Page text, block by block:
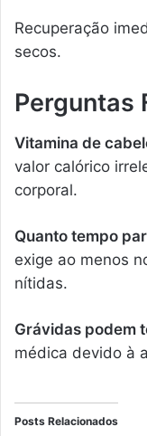
Recuperação
secos.
Perguntas
Vitamina de
valor calórico
corporal.
Quanto tempo
exige ao menos
nítidas.
Grávidas podem
médica devido à
Posts Relacionados